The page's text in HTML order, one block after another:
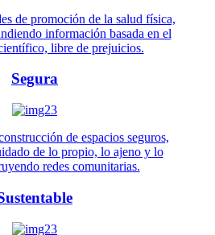
de promoción de la salud física,
información basada en el
libre de prejuicios.
Segura
de espacios seguros,
de lo propio, lo ajeno y lo
redes comunitarias.